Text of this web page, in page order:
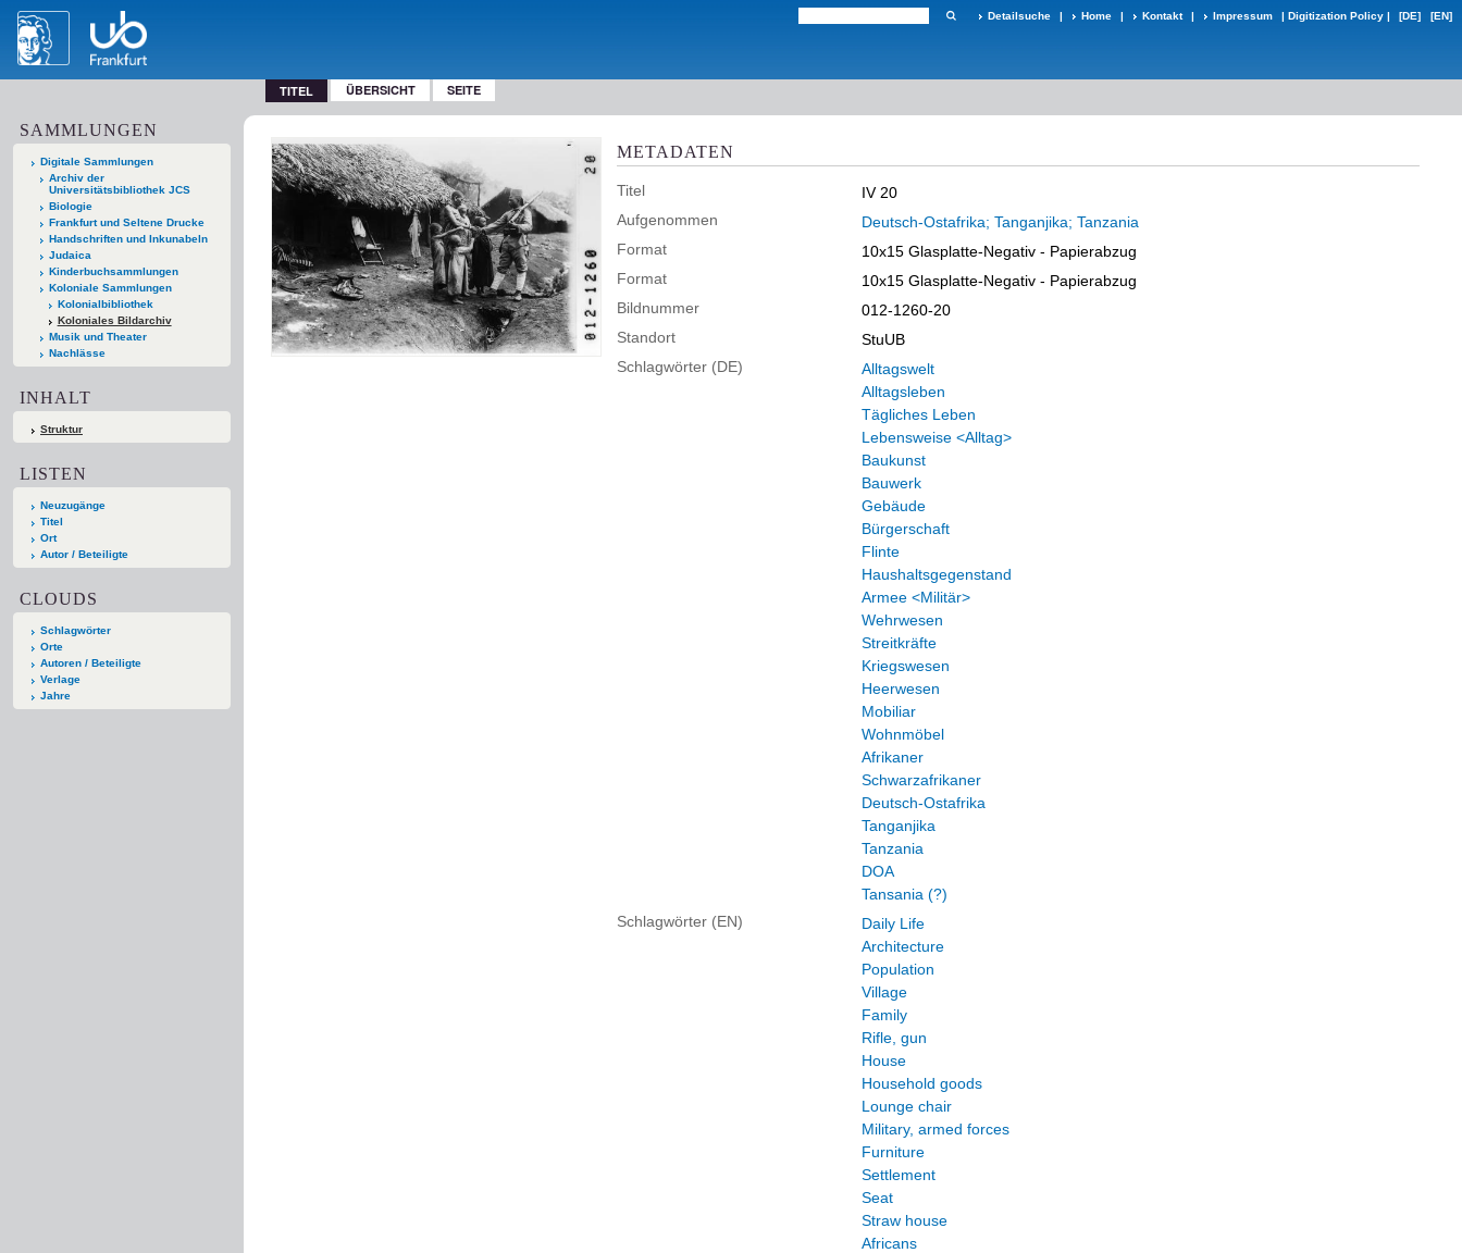
Detailsuche | Home | Kontakt | Impressum | Digitization Policy | [DE] [EN]
TITEL ÜBERSICHT SEITE
SAMMLUNGEN
Digitale Sammlungen
Archiv der
Universitätsbibliothek JCS
Biologie
Frankfurt und Seltene Drucke
Handschriften und Inkunabeln
Judaica
Kinderbuchsammlungen
Koloniale Sammlungen
Kolonialbibliothek
Koloniales Bildarchiv
Musik und Theater
Nachlässe
INHALT
Struktur
LISTEN
Neuzugänge
Titel
Ort
Autor / Beteiligte
CLOUDS
Schlagwörter
Orte
Autoren / Beteiligte
Verlage
Jahre
METADATEN
Titel
IV 20
Aufgenommen
Deutsch-Ostafrika; Tanganjika; Tanzania
Format
10x15 Glasplatte-Negativ - Papierabzug
Format
10x15 Glasplatte-Negativ - Papierabzug
Bildnummer
012-1260-20
Standort
StuUB
Schlagwörter (DE)
Alltagswelt
Alltagsleben
Tägliches Leben
Lebensweise <Alltag>
Baukunst
Bauwerk
Gebäude
Bürgerschaft
Flinte
Haushaltsgegenstand
Armee <Militär>
Wehrwesen
Streitkräfte
Kriegswesen
Heerwesen
Mobiliar
Wohnmöbel
Afrikaner
Schwarzafrikaner
Deutsch-Ostafrika
Tanganjika
Tanzania
DOA
Tansania (?)
Schlagwörter (EN)
Daily Life
Architecture
Population
Village
Family
Rifle, gun
House
Household goods
Lounge chair
Military, armed forces
Furniture
Settlement
Seat
Straw house
Africans